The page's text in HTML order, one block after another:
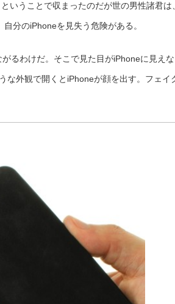
いうことで収まったのだが世の男性諸君は
分のiPhoneを見失う危険がある。
るわけだ。そこで見た目がiPhoneに見え
な外観で開くとiPhoneが顔を出す。フェイ